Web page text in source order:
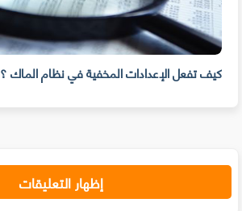
كيف تفعل الإعدادات المخفية في نظام الماك ؟
إظهار التعليقات